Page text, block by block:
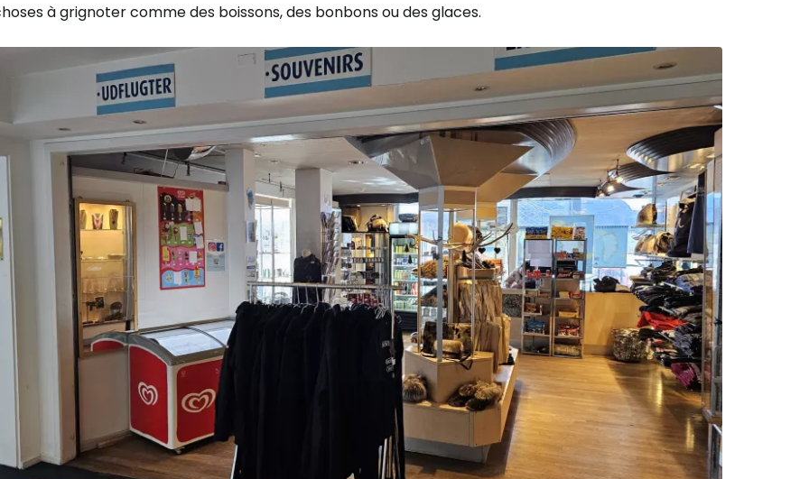
à grignoter comme des boissons, des bonbons ou des glaces.
Continuer avec Facebook
Poursuivre avec le courrier électronique